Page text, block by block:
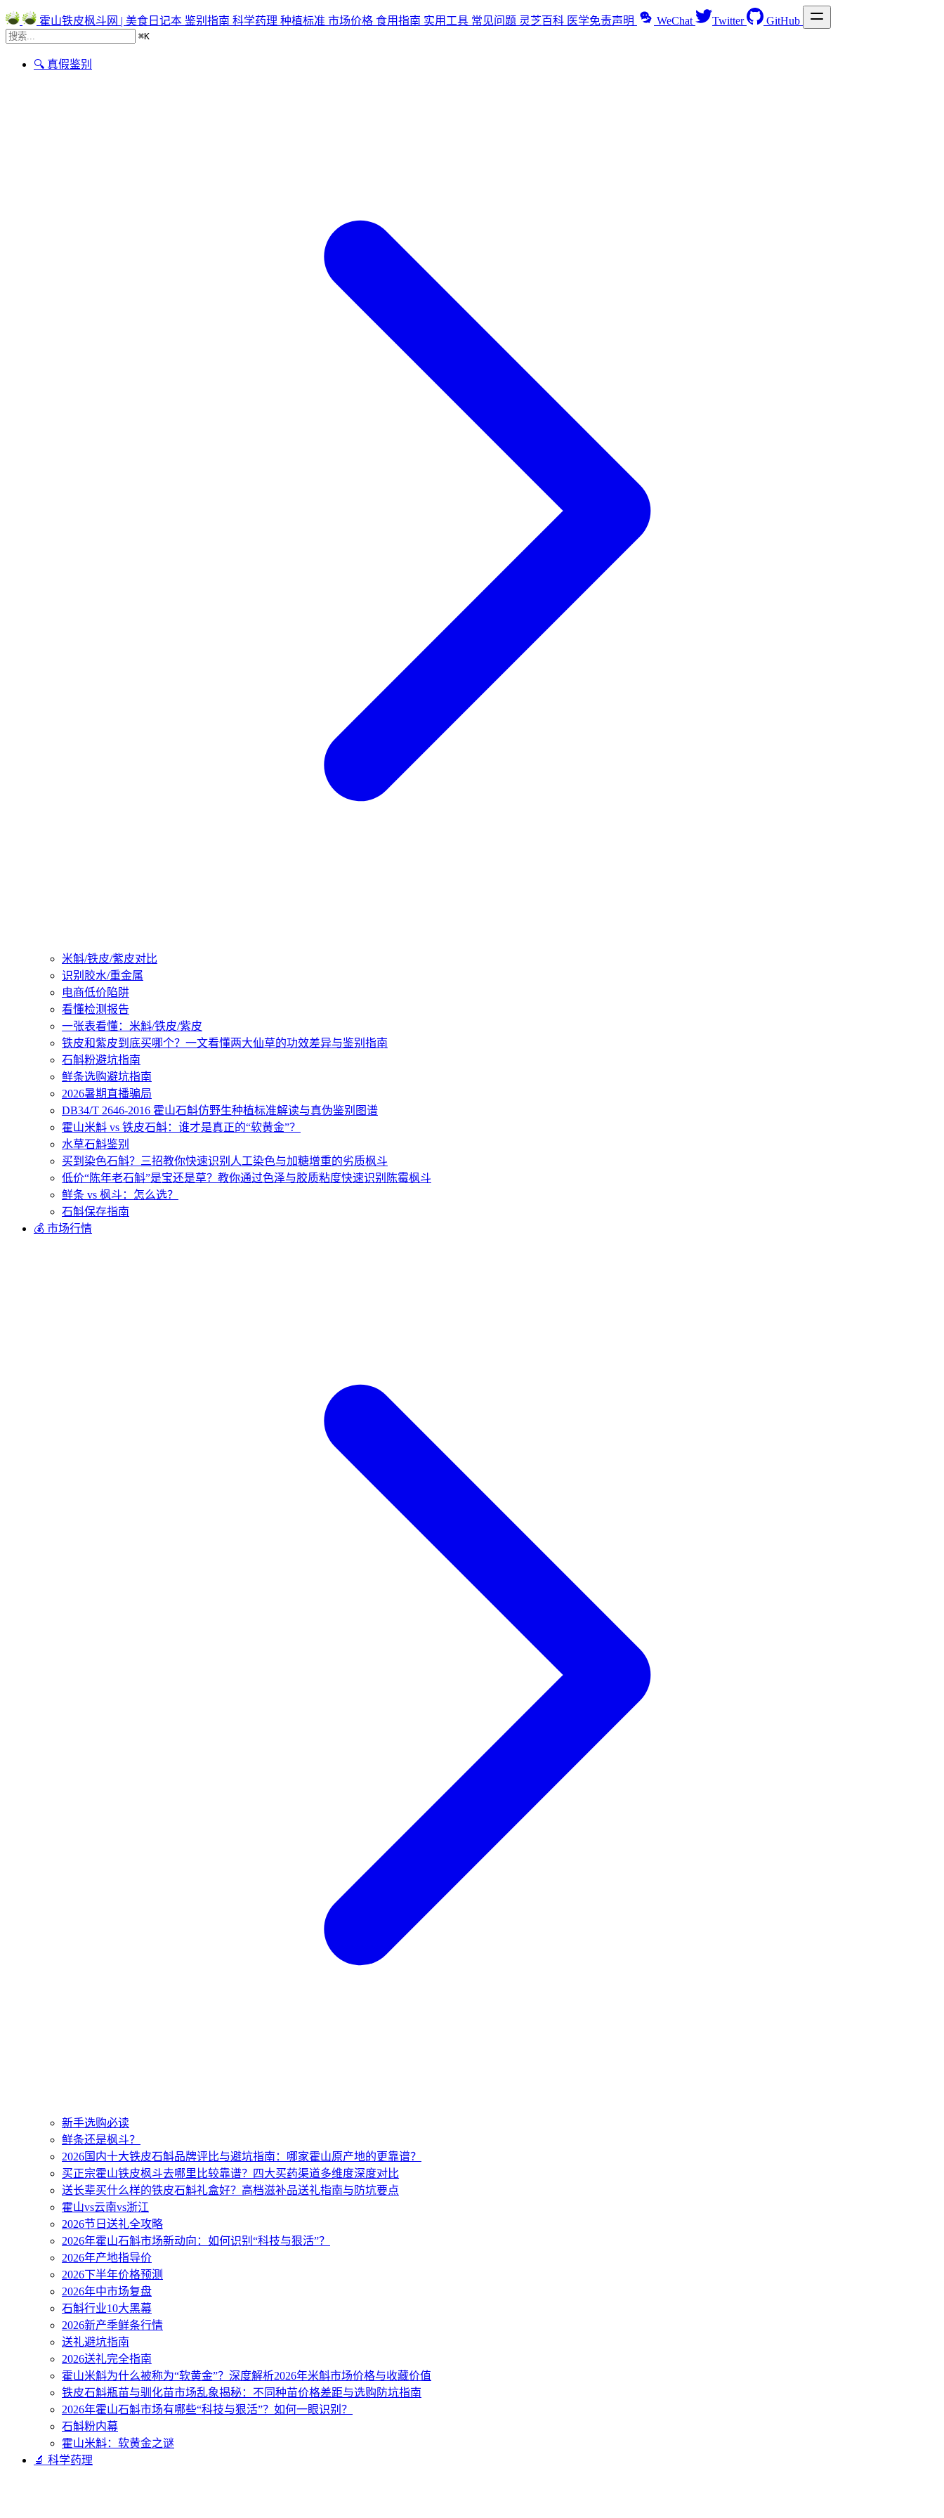
霍山铁皮枫斗网 | 美食日记本 鉴别指南 科学药理 种植标准 市场价格 食用指南 实用工具 常见问题 灵芝百科 医学免责声明 WeChat Twitter GitHub
⌘K
🔍 真假鉴别
米斛/铁皮/紫皮对比
识别胶水/重金属
电商低价陷阱
看懂检测报告
一张表看懂：米斛/铁皮/紫皮
铁皮和紫皮到底买哪个？一文看懂两大仙草的功效差异与鉴别指南
石斛粉避坑指南
鲜条选购避坑指南
2026暑期直播骗局
DB34/T 2646-2016 霍山石斛仿野生种植标准解读与真伪鉴别图谱
霍山米斛 vs 铁皮石斛：谁才是真正的“软黄金”？
水草石斛鉴别
买到染色石斛？三招教你快速识别人工染色与加糖增重的劣质枫斗
低价“陈年老石斛”是宝还是草？教你通过色泽与胶质粘度快速识别陈霉枫斗
鲜条 vs 枫斗：怎么选？
石斛保存指南
💰 市场行情
新手选购必读
鲜条还是枫斗？
2026国内十大铁皮石斛品牌评比与避坑指南：哪家霍山原产地的更靠谱？
买正宗霍山铁皮枫斗去哪里比较靠谱？四大买药渠道多维度深度对比
送长辈买什么样的铁皮石斛礼盒好？高档滋补品送礼指南与防坑要点
霍山vs云南vs浙江
2026节日送礼全攻略
2026年霍山石斛市场新动向：如何识别“科技与狠活”？
2026年产地指导价
2026下半年价格预测
2026年中市场复盘
石斛行业10大黑幕
2026新产季鲜条行情
送礼避坑指南
2026送礼完全指南
霍山米斛为什么被称为“软黄金”？深度解析2026年米斛市场价格与收藏价值
铁皮石斛瓶苗与驯化苗市场乱象揭秘：不同种苗价格差距与选购防坑指南
2026年霍山石斛市场有哪些“科技与狠活”？如何一眼识别？
石斛粉内幕
霍山米斛：软黄金之谜
🔬 科学药理